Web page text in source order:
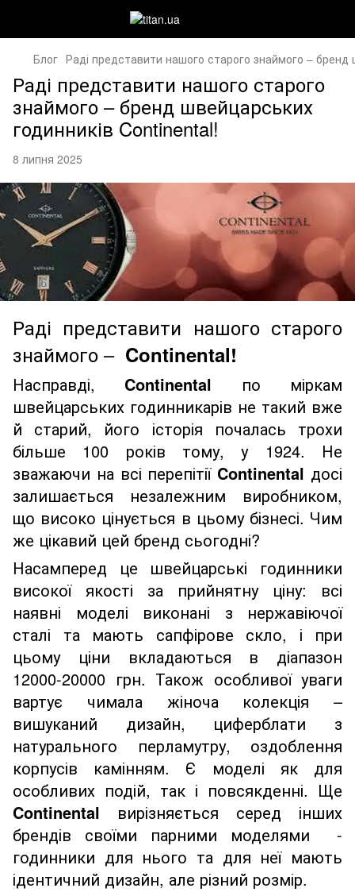
Блог Раді представити нашого старого знаймого – бренд
Раді представити нашого старого
знаймого – бренд швейцарських
годинників Continental!
8 липня 2025
Раді представити нашого старого
знаймого – Continental!
Насправді, Continental по міркам
швейцарських годинникарів не такий вже
й старий, його історія почалась трохи
більше 100 років тому, у 1924. Не
зважаючи на всі перепітії Continental досі
залишається незалежним виробником,
що високо цінується в цьому бізнесі. Чим
же цікавий цей бренд сьогодні?
Насамперед це швейцарські годинники
високої якості за прийнятну ціну: всі
наявні моделі виконані з нержавіючої
сталі та мають сапфірове скло, і при
цьому ціни вкладаються в діапазон
12000-20000 грн. Також особливої уваги
вартує чимала жіноча колекція –
вишуканий дизайн, циферблати з
натурального перламутру, оздоблення
корпусів камінням. Є моделі як для
особливих подій, так і повсякденні. Ще
Continental вирізняється серед інших
брендів своїми парними моделями -
годинники для нього та для неї мають
ідентичний дизайн, але різний розмір.